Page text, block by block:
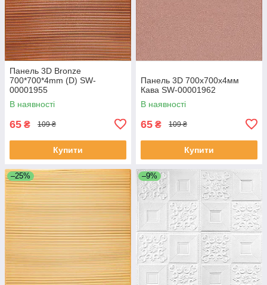
Панель 3D Bronze
700*700*4mm (D) SW-
00001955
В наявності
65 ₴ 109 ₴
Купити
Панель 3D 700х700х4мм
Кава SW-00001962
В наявності
65 ₴ 109 ₴
Купити
–25% –9%